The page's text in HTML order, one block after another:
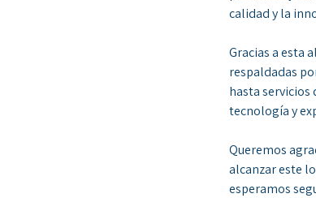
calidad y la
Gracias a esta
respaldadas
hasta
tecnología y
Queremos
alcanzar este
esperamos